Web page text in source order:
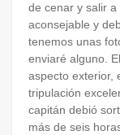
de cenar y salir
aconsejable y
tenemos unas
enviaré alguno.
aspecto exterior,
tripulación
capitán debió
más de seis